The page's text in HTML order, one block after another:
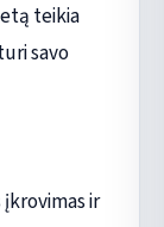
teikia
savo
ir